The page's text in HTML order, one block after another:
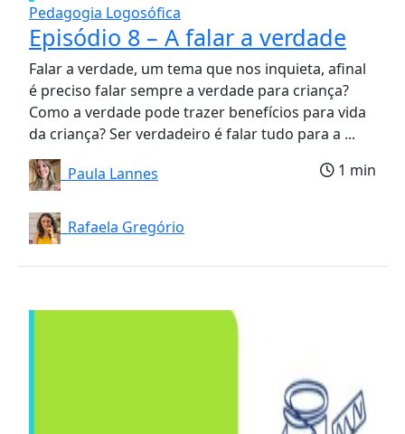
Pedagogia Logosófica
Episódio 8 – A falar a verdade
Falar a verdade, um tema que nos inquieta, afinal
é preciso falar sempre a verdade para criança?
Como a verdade pode trazer benefícios para vida
da criança? Ser verdadeiro é falar tudo para a ...
Paula Lannes
Rafaela Gregório
1 min